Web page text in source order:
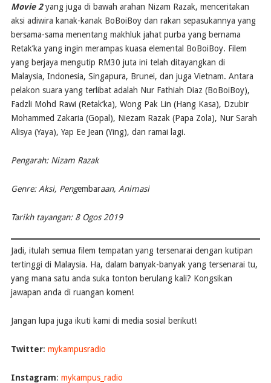
Movie 2yang juga di bawah arahan Nizam Razak, menceritakan
aksi adiwira kanak-kanak BoBoiBoy dan rakan sepasukannya yang
bersama-sama menentang makhluk jahat purba yang bernama
Retak’ka yang ingin merampas kuasa elemental BoBoiBoy. Filem
yang berjaya mengutip RM30 juta ini telah ditayangkan di
Malaysia, Indonesia, Singapura, Brunei, dan juga Vietnam. Antara
pelakon suara yang terlibat adalah Nur Fathiah Diaz (BoBoiBoy),
Fadzli Mohd Rawi (Retak’ka), Wong Pak Lin (Hang Kasa), Dzubir
Mohammed Zakaria (Gopal), Niezam Razak (Papa Zola), Nur Sarah
Alisya (Yaya), Yap Ee Jean (Ying), dan ramai lagi.
Pengarah: Nizam Razak
Genre: Aksi, Pengembaraan, Animasi
Tarikh tayangan: 8 Ogos 2019
Jadi, itulah semua filem tempatan yang tersenarai dengan kutipan
tertinggi di Malaysia. Ha, dalam banyak-banyak yang tersenarai tu,
yang mana satu anda suka tonton berulang kali? Kongsikan
jawapan anda di ruangan komen!
Jangan lupa juga ikuti kami di media sosial berikut!
Twitter: mykampusradio
Instagram: mykampus_radio